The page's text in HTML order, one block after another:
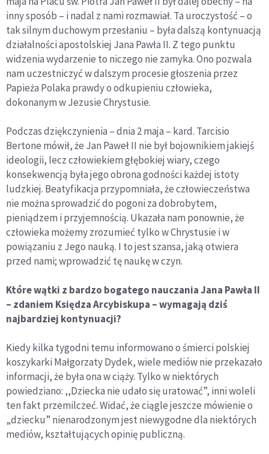
inny sposób – i nadal z nami rozmawiał. Ta uroczystość – o
tak silnym duchowym przesłaniu – była dalszą kontynuacją
działalności apostolskiej Jana Pawła II. Z tego punktu
widzenia wydarzenie to niczego nie zamyka. Ono pozwala
nam uczestniczyć w dalszym procesie głoszenia przez
Papieża Polaka prawdy o odkupieniu człowieka,
dokonanym w Jezusie Chrystusie.
Podczas dziękczynienia – dnia 2 maja – kard. Tarcisio
Bertone mówił, że Jan Paweł II nie był bojownikiem jakiejś
ideologii, lecz człowiekiem głębokiej wiary, czego
konsekwencją była jego obrona godności każdej istoty
ludzkiej. Beatyfikacja przypomniała, że człowieczeństwa
nie można sprowadzić do pogoni za dobrobytem,
pieniądzem i przyjemnością. Ukazała nam ponownie, że
człowieka możemy zrozumieć tylko w Chrystusie i w
powiązaniu z Jego nauką. I to jest szansa, jaką otwiera
przed nami; wprowadzić tę naukę w czyn.
Które wątki z bardzo bogatego nauczania Jana Pawła II
– zdaniem Księdza Arcybiskupa – wymagają dziś
najbardziej kontynuacji?
Kiedy kilka tygodni temu informowano o śmierci polskiej
koszykarki Małgorzaty Dydek, wiele mediów nie przekazało
informacji, że była ona w ciąży. Tylko w niektórych
powiedziano: ,,Dziecka nie udało się uratować”, inni woleli
ten fakt przemilczeć. Widać, że ciągle jeszcze mówienie o
„dziecku” nienarodzonym jest niewygodne dla niektórych
mediów, kształtujących opinię publiczną.